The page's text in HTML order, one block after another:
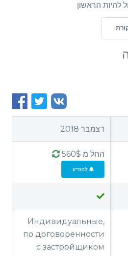
להיות הראשון
דצמבר 2018
החל מ 560$
להודיע
Индивидуальные,
по договоренности
с застройщиком